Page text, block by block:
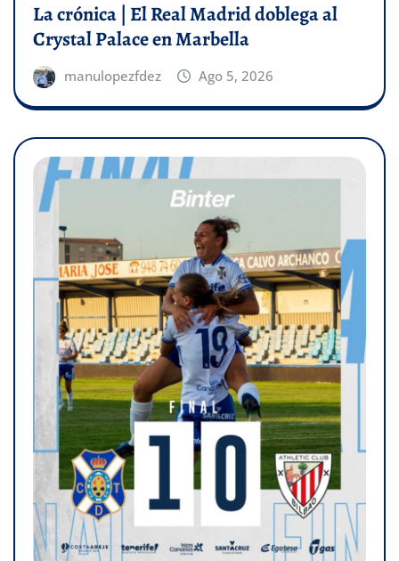
La crónica | El Real Madrid doblega al
Crystal Palace en Marbella
manulopezfdez Ago 5, 2026